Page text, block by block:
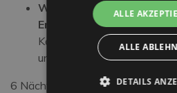
Wasserpark am Strand
Erwachsene und Kinder
Kamikaze-Rutschen,
und Entspannungsbereich
6 Nächte ab 396,00 € pro
ALLE
ALLE
DETAILS